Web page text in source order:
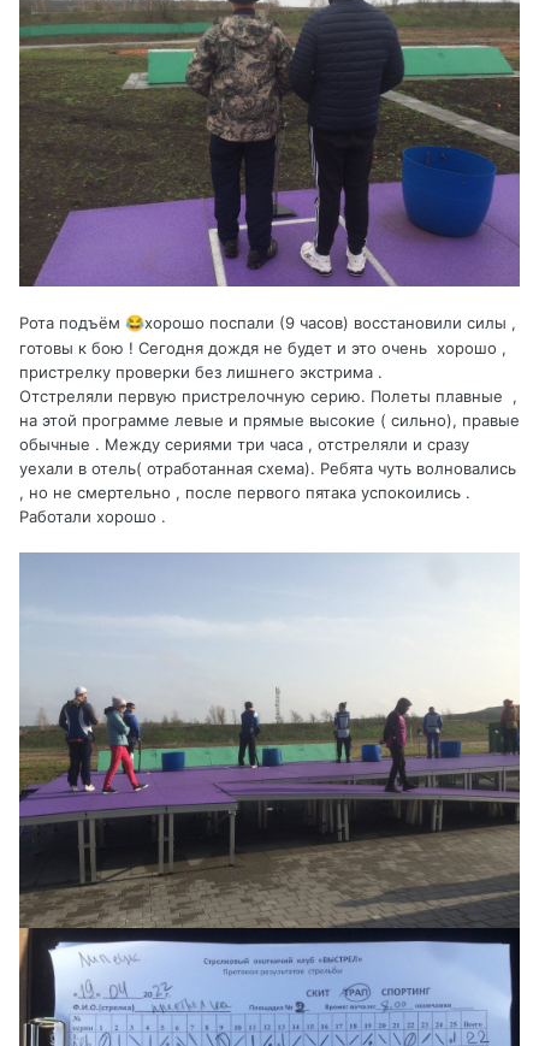
Рота подъём 😂хорошо поспали (9 часов) восстановили силы ,
готовы к бою ! Сегодня дождя не будет и это очень хорошо ,
пристрелку проверки без лишнего экстрима .
Отстреляли первую пристрелочную серию. Полеты плавные ,
на этой программе левые и прямые высокие ( сильно), правые
обычные . Между сериями три часа , отстреляли и сразу
уехали в отель( отработанная схема). Ребята чуть волновались
, но не смертельно , после первого пятака успокоились .
Работали хорошо .